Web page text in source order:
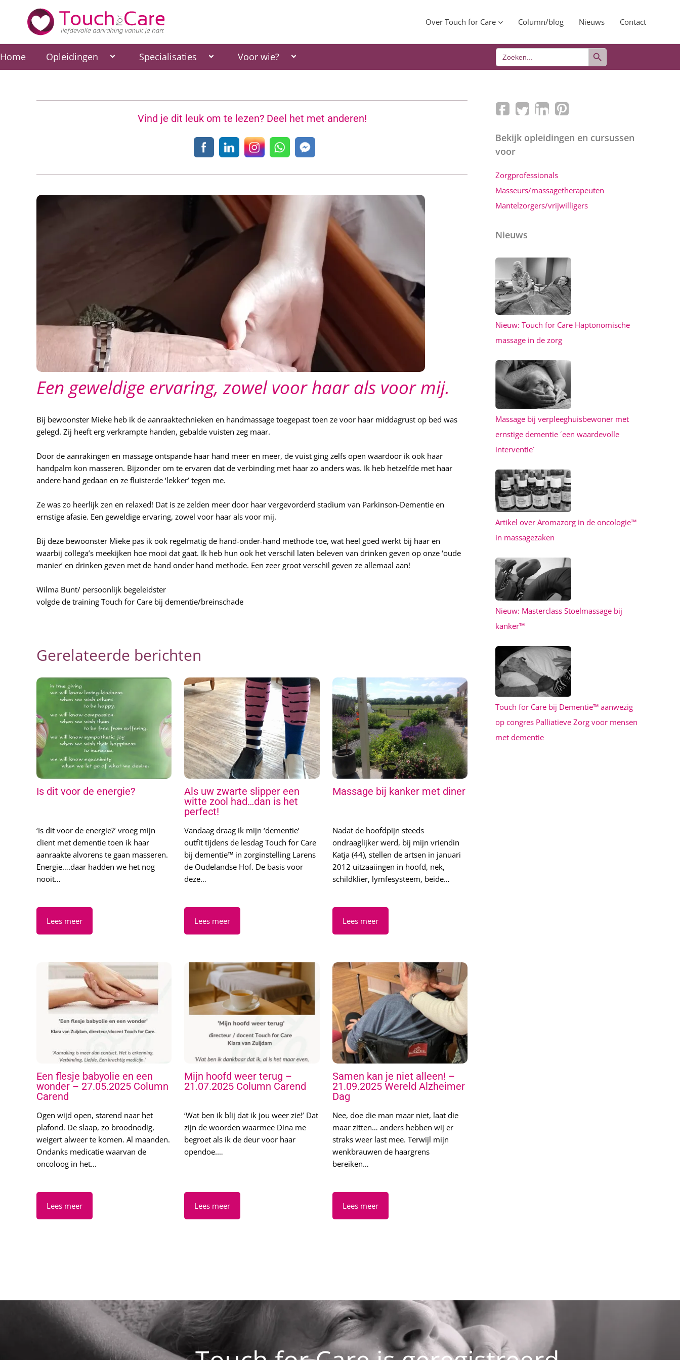
inhoud
Over Touch for Care Column/blog Nieuws Contact
Home Opleidingen Specialisaties Voor wie? Zoek
naar:
Zoekknop
Vind je dit leuk om te lezen? Deel het met anderen!
Een geweldige ervaring, zowel voor haar als voor mij.
Bij bewoonster Mieke heb ik de aanraaktechnieken en handmassage toegepast toen ze voor haar middagrust op bed was
gelegd. Zij heeft erg verkrampte handen, gebalde vuisten zeg maar.
Door de aanrakingen en massage ontspande haar hand meer en meer, de vuist ging zelfs open waardoor ik ook haar
handpalm kon masseren. Bijzonder om te ervaren dat de verbinding met haar zo anders was. Ik heb hetzelfde met haar
andere hand gedaan en ze fluisterde ‘lekker’ tegen me.
Ze was zo heerlijk zen en relaxed! Dat is ze zelden meer door haar vergevorderd stadium van Parkinson-Dementie en
ernstige afasie. Een geweldige ervaring, zowel voor haar als voor mij.
Bij deze bewoonster Mieke pas ik ook regelmatig de hand-onder-hand methode toe, wat heel goed werkt bij haar en
waarbij collega’s meekijken hoe mooi dat gaat. Ik heb hun ook het verschil laten beleven van drinken geven op onze ‘oude
manier’ en drinken geven met de hand onder hand methode. Een zeer groot verschil geven ze allemaal aan!
Wilma Bunt/ persoonlijk begeleidster
volgde de training Touch for Care bij dementie/breinschade
Gerelateerde berichten
Is dit voor de energie?
‘Is dit voor de energie?’ vroeg mijn
client met dementie toen ik haar
aanraakte alvorens te gaan masseren.
Energie….daar hadden we het nog
nooit…
Als uw zwarte slipper een
witte zool had…dan is het
perfect!
Vandaag draag ik mijn ‘dementie’
outfit tijdens de lesdag Touch for Care
bij dementie™ in zorginstelling Larens
de Oudelandse Hof. De basis voor
deze…
Massage bij kanker met diner
Nadat de hoofdpijn steeds
ondraaglijker werd, bij mijn vriendin
Katja (44), stellen de artsen in januari
2012 uitzaaiingen in hoofd, nek,
schildklier, lymfesysteem, beide…
Een flesje babyolie en een
wonder – 27.05.2025 Column
Carend
Ogen wijd open, starend naar het
plafond. De slaap, zo broodnodig,
weigert alweer te komen. Al maanden.
Ondanks medicatie waarvan de
oncoloog in het…
Mijn hoofd weer terug –
21.07.2025 Column Carend
‘Wat ben ik blij dat ik jou weer zie!’ Dat
zijn de woorden waarmee Dina me
begroet als ik de deur voor haar
opendoe.…
Samen kan je niet alleen! –
21.09.2025 Wereld Alzheimer
Dag
Nee, doe die man maar niet, laat die
maar zitten… anders hebben wij er
straks weer last mee. Terwijl mijn
wenkbrauwen de haargrens
bereiken…
Bekijk opleidingen en cursussen
voor
Zorgprofessionals
Masseurs/massagetherapeuten
Mantelzorgers/vrijwilligers
Nieuws
Nieuw: Touch for Care Haptonomische
massage in de zorg
Massage bij verpleeghuisbewoner met
ernstige dementie ´een waardevolle
interventie´
Artikel over Aromazorg in de oncologie™
in massagezaken
Nieuw: Masterclass Stoelmassage bij
kanker™
Touch for Care bij Dementie™ aanwezig
op congres Palliatieve Zorg voor mensen
met dementie